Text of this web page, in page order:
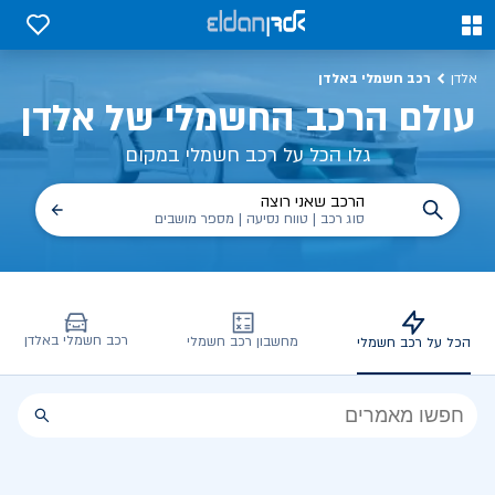
0
0
אלדן רכב חשמלי באלדן
עולם הרכב החשמלי של אלדן
גלו הכל על רכב חשמלי במקום
הרכב שאני רוצה
סוג רכב | טווח נסיעה | מספר מושבים
הכל על רכב חשמלי מחשבון רכב חשמלי רכב חשמלי באלדן
הכל
הכל על רכב חשמלי, שימושים, טכנולוגיה וכל מה שכדי לדעת | אלדן